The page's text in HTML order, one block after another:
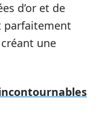
d’or et de
parfaitement
une